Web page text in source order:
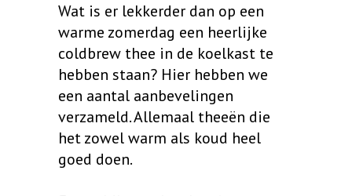
Wat is er lekkerder dan op een
warme zomerdag een heerlijke
coldbrew thee in de koelkast te
hebben staan? Hier hebben we
een aantal aanbevelingen
verzameld. Allemaal theeën die
het zowel warm als koud heel
goed doen.